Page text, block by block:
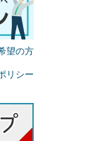
望の方
リシー